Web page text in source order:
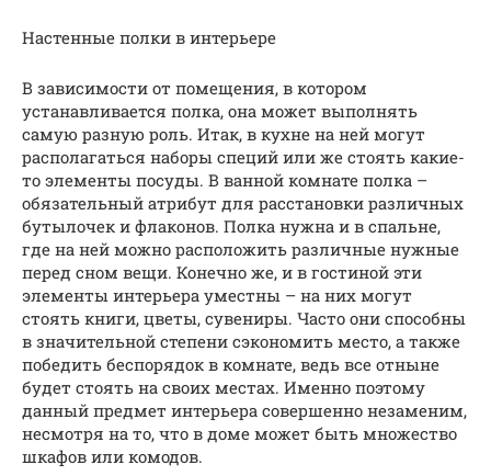
Настенные полки в интерьере
В зависимости от помещения, в котором
устанавливается полка, она может выполнять
самую разную роль. Итак, в кухне на ней могут
располагаться наборы специй или же стоять какие-
то элементы посуды. В ванной комнате полка –
обязательный атрибут для расстановки различных
бутылочек и флаконов. Полка нужна и в спальне,
где на ней можно расположить различные нужные
перед сном вещи. Конечно же, и в гостиной эти
элементы интерьера уместны – на них могут
стоять книги, цветы, сувениры. Часто они способны
в значительной степени сэкономить место, а также
победить беспорядок в комнате, ведь все отныне
будет стоять на своих местах. Именно поэтому
данный предмет интерьера совершенно незаменим,
несмотря на то, что в доме может быть множество
шкафов или комодов.